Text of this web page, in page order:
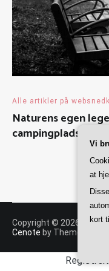
Alle artikler på
Naturens egen
campingpladser
Copyright © 2026
Cenote by ThemeGrill.
Vi
at
kort